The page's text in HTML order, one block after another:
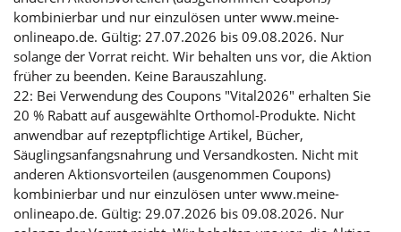
kombinierbar und nur einzulösen unter www.meine-
onlineapo.de. Gültig: 27.07.2026 bis 09.08.2026. Nur
solange der Vorrat reicht. Wir behalten uns vor, die Aktion
früher zu beenden. Keine Barauszahlung.
22: Bei Verwendung des Coupons "Vital2026" erhalten Sie
20 % Rabatt auf ausgewählte Orthomol-Produkte. Nicht
anwendbar auf rezeptpflichtige Artikel, Bücher,
Säuglingsanfangsnahrung und Versandkosten. Nicht mit
anderen Aktionsvorteilen (ausgenommen Coupons)
kombinierbar und nur einzulösen unter www.meine-
onlineapo.de. Gültig: 29.07.2026 bis 09.08.2026. Nur